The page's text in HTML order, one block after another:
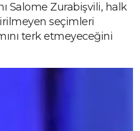
Salome Zurabişvili, halk
seçimleri
terk etmeyeceğini